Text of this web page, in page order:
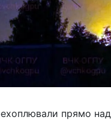
прямо над